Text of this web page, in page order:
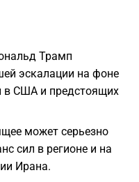
Трамп
эскалации на фоне
в США и предстоящих
может серьезно
сил в регионе и на
Ирана.